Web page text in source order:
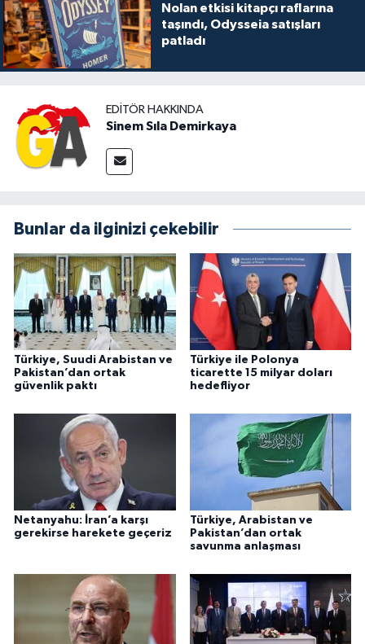
Nolan etkisi kitapçı raflarına
taşındı, Odysseia satışları
patladı
EDITÖR HAKKINDA
Sinem Sıla Demirkaya
Bunlar da ilginizi çekebilir
Türkiye, Suudi Arabistan ve
Pakistan’dan ortak
güvenlik paktı
Türkiye ile Polonya
ticarette 15 milyar doları
hedefliyor
Netanyahu: İran’a karşı
gerekirse harekete geçeriz
Türkiye, Arabistan ve
Pakistan’dan ortak
savunma anlaşması